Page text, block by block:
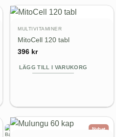
MULTIVITAMINER
MitoCell 120 tabl
396 kr
LÄGG TILL I VARUKORG
Nyhet